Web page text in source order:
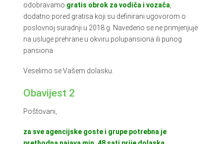
odobravamo gratis obrok za vodiča i vozača
dodatno pored gratisa koji su definirani ugovorom o
poslovnoj suradnji u 2018.g. Navedeno se ne primjenjuje
na usluge prehrane u okviru polupansiona ili punog
pansiona
Veselimo se Vašem dolasku.
Obavijest 2
Poštovani,
za sve agencijske goste i grupe potrebna je